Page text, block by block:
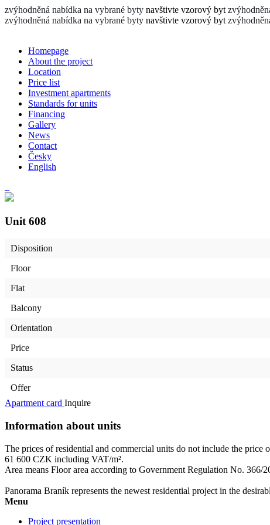
zvýhodněná nabídka na vybrané byty navštivte vzorový byt
zvýhodněná nabídka na vybrané byty navštivte vzorový byt
Homepage
About the project
Location
Price list
Investment apartments
Standards for units
Financing
Gallery
News
Contact
Česky
English
Unit 608
Disposition
Floor
Flat
Balcony
Orientation
Price
Status
Offer
Apartment card Inquire
Information about units
The prices of residential and commercial units do not include the
61 600 CZK including VAT/m².
Area means Floor area according to Government Regulation No. 366/
Panorama Braník represents the newest residential project in the
Menu
Project presentation